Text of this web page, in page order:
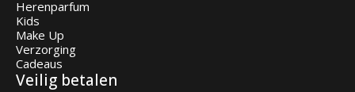
Herenparfum
Kids
Make Up
Verzorging
Cadeaus
Veilig betalen